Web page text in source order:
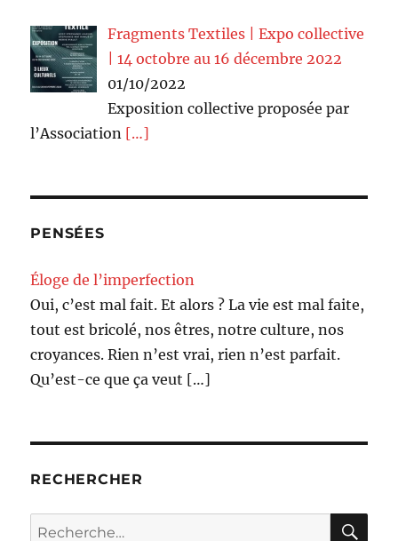
Fragments Textiles | Expo collective
| 14 octobre au 16 décembre 2022
01/10/2022
Exposition collective proposée par
l’Association […]
PENSÉES
Éloge de l’imperfection
Oui, c’est mal fait. Et alors ? La vie est mal faite,
tout est bricolé, nos êtres, notre culture, nos
croyances. Rien n’est vrai, rien n’est parfait.
Qu’est-ce que ça veut […]
RECHERCHER
Recherche